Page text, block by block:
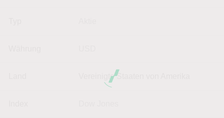
Vereinigte Staaten von Amerika